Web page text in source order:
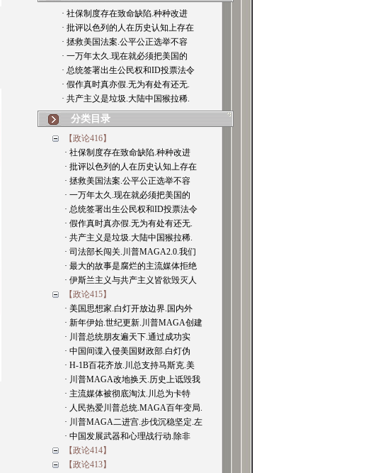
· 社保制度存在致命缺陷.种种改进
· 批评以色列的人在历史认知上存在
· 拯救美国法案.公平公正选举不容
· 一万年太久.现在就必须把美国的
· 总统签署出生公民权和ID投票法令
· 假作真时真亦假.无为有处有还无.
· 共产主义是垃圾.大陆中国猴拉稀.
分类目录
【政论416】
· 社保制度存在致命缺陷.种种改进
· 批评以色列的人在历史认知上存在
· 拯救美国法案.公平公正选举不容
· 一万年太久.现在就必须把美国的
· 总统签署出生公民权和ID投票法令
· 假作真时真亦假.无为有处有还无.
· 共产主义是垃圾.大陆中国猴拉稀.
· 司法部长闯关.川普MAGA2.0.我们
· 最大的故事是腐烂的主流媒体拒绝
· 伊斯兰主义与共产主义皆欲毁灭人
【政论415】
· 美国思想家.白灯开放边界.国内外
· 新年伊始.世纪更新.川普MAGA创建
· 川普总统朋友遍天下.通过成功实
· 中国间谍入侵美国财政部.白灯伪
· H-1B百花齐放.川总支持马斯克.美
· 川普MAGA改地换天.历史上诋毁我
· 主流媒体被彻底淘汰.川总为卡特
· 人民热爱川普总统.MAGA百年变局.
· 川普MAGA二进宫.步伐沉稳坚定.左
· 中国发展武器和心理战行动.除非
【政论414】
【政论413】